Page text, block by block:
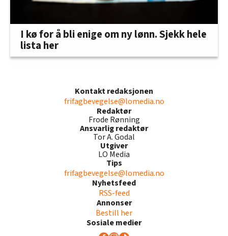
I kø for å bli enige om ny lønn. Sjekk hele
lista her
Kontakt redaksjonen
frifagbevegelse@lomedia.no
Redaktør
Frode Rønning
Ansvarlig redaktør
Tor A. Godal
Utgiver
LO Media
Tips
frifagbevegelse@lomedia.no
Nyhetsfeed
RSS-feed
Annonser
Bestill her
Sosiale medier